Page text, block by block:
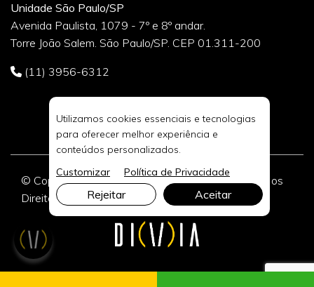
Unidade São Paulo/SP
Avenida Paulista, 1079 - 7º e 8º andar.
Torre João Salem. São Paulo/SP. CEP 01.311-200
(11) 3956-6312
© Copyright 2026 DIVIA Marketing Digital. Todos os
Direitos Reservados.
Utilizamos cookies essenciais e tecnologias
para oferecer melhor experiência e
conteúdos personalizados.
Customizar
Política de Privacidade
Rejeitar Aceitar